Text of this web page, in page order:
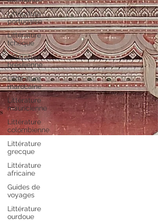
Littérature
portugaise
Littérature
tchèque
Littérature
brésilienne
Littérature
marocaine
Littérature
mauricienne
Littérature
colombienne
Littérature
grecque
Littérature
africaine
Guides de
voyages
Littérature
ourdoue